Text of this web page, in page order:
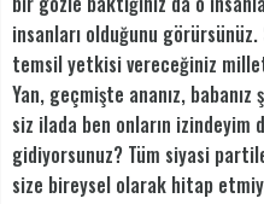
insanları olduğunu
temsil yetkisi vereceğiniz
Yan, geçmişte ananız,
siz ilada ben onların izindeyim
gidiyorsunuz? Tüm siyasi
size bireysel olarak hitap